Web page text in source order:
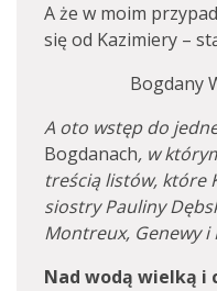
A że w moim
się od Kazimiery –
Bogdany
A oto wstęp do
Bogdanach, w
treścią listów, które
siostry Pauliny
Montreux, Genewy i
Nad wodą wielką i